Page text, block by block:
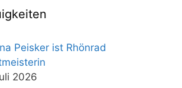
Peisker ist Rhönrad
2026